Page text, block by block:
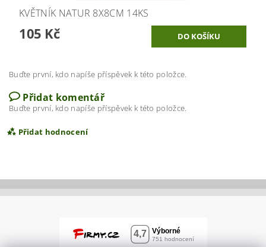
KVĚTNÍK NATUR 8X8CM 14KS
105 Kč
Buďte první, kdo napíše příspěvek k této položce.
Přidat komentář
Buďte první, kdo napíše příspěvek k této položce.
Přidat hodnocení